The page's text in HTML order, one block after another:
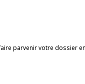
parvenir votre dossier en